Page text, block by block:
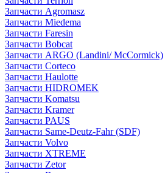
Запчасти Agromasz
Запчасти Miedema
Запчасти Faresin
Запчасти Bobcat
Запчасти ARGO (Landini/ McCormick)
Запчасти Corteco
Запчасти Haulotte
Запчасти HIDROMEK
Запчасти Komatsu
Запчасти Kramer
Запчасти PAUS
Запчасти Same-Deutz-Fahr (SDF)
Запчасти Volvo
Запчасти XTREME
Запчасти Zetor